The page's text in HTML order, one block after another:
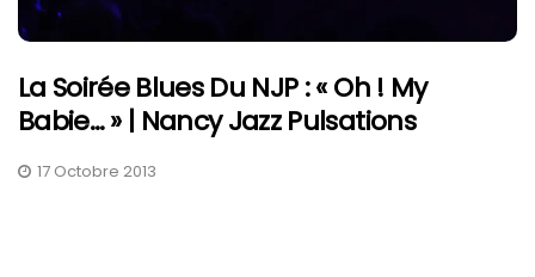
La Soirée Blues Du NJP : « Oh ! My
Babie… » | Nancy Jazz Pulsations
17 Octobre 2013